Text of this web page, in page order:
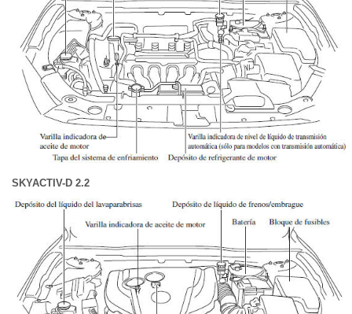
SKYACTIV-D 2.2